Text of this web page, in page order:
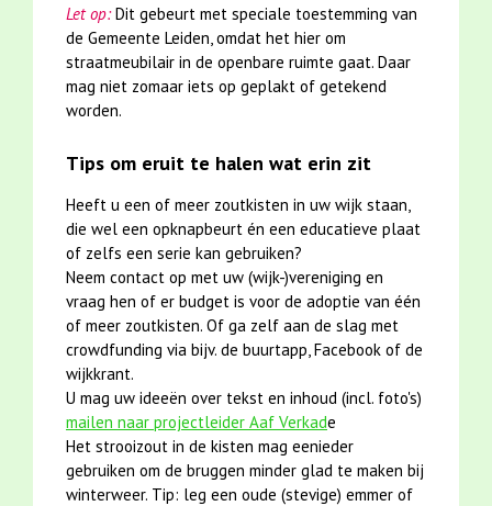
Let op:Dit gebeurt met speciale toestemming van
de Gemeente Leiden, omdat het hier om
straatmeubilair in de openbare ruimte gaat. Daar
mag niet zomaar iets op geplakt of getekend
worden.
Tips om eruit te halen wat erin zit
Heeft u een of meer zoutkisten in uw wijk staan,
die wel een opknapbeurt én een educatieve plaat
of zelfs een serie kan gebruiken?
Neem contact op met uw (wijk-)vereniging en
vraag hen of er budget is voor de adoptie van één
of meer zoutkisten. Of ga zelf aan de slag met
crowdfunding via bijv. de buurtapp, Facebook of de
wijkkrant.
U mag uw ideeën over tekst en inhoud (incl. foto's)
mailen naar projectleider Aaf Verkade
Het strooizout in de kisten mag eenieder
gebruiken om de bruggen minder glad te maken bij
winterweer. Tip: leg een oude (stevige) emmer of